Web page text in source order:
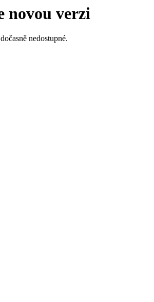
novou verzi
nedostupné.